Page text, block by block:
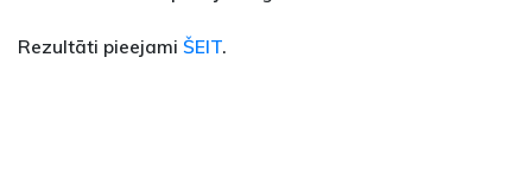
Rezultāti pieejami ŠEIT.